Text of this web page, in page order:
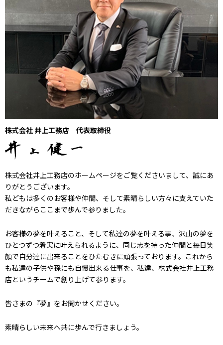
株式会社 井上工務店 代表取締役
株式会社井上工務店のホームページをご覧くださいまして、誠にあ
りがとうございます。
私どもは多くのお客様や仲間、そして素晴らしい方々に支えていた
だきながらここまで歩んで参りました。
お客様の夢を叶えること、そして私達の夢を叶える事、沢山の夢を
ひとつずつ着実に叶えられるように、同じ志を持った仲間と毎日笑
顔で自分達に出来ることをひたむきに頑張っております。これから
も私達の子供や孫にも自慢出来る仕事を、私達、株式会社井上工務
店というチームで創り上げて参ります。
皆さまの『夢』をお聞かせください。
素晴らしい未来へ共に歩んで行きましょう。